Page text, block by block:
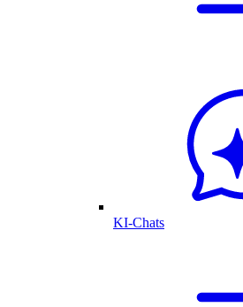
KI-Chats